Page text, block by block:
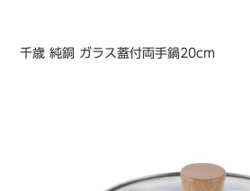
千歳 純銅 ガラス蓋付両手鍋20cm